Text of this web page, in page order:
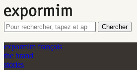
Chercher
expormim français
the brand
stories